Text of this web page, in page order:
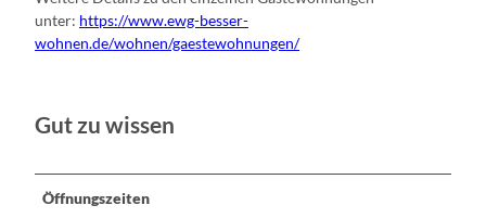
unter: https://www.ewg-besser-
wohnen.de/wohnen/gaestewohnungen/
Gut zu wissen
Öffnungszeiten